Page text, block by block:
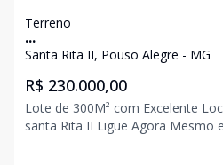
Terreno
...
Santa Rita II, Pouso Alegre - MG
R$ 230.000,00
Lote de 300M² com Excelente
santa Rita II Ligue Agora Mesmo e Agende Uma